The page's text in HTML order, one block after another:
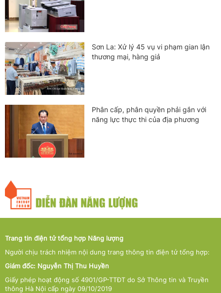
Sơn La: Xử lý 45 vụ vi phạm gian lận
thương mại, hàng giả
Phân cấp, phân quyền phải gắn với
năng lực thực thi của địa phương
Trang tin điện tử tổng hợp Năng lượng
Người chịu trách nhiệm nội dung trang thông tin điện tử tổng hợp:
Giám đốc: Nguyễn Thị Thu Huyền
Giấy phép hoạt động số 4901/GP-TTĐT do Sở Thông tin và Truyền
thông Hà Nội cấp ngày 09/10/2019